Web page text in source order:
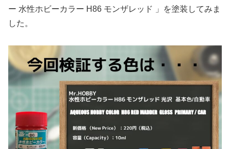
ー 水性ホビーカラー H86 モンザレッド 」を塗装してみま
した。